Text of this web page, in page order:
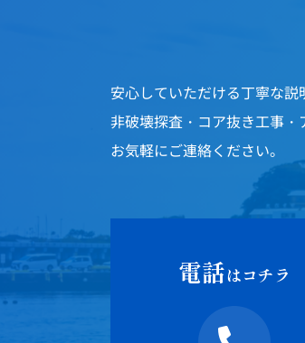
安心していただける丁寧な説
非破壊探査・コア抜き工事
お気軽にご連絡ください。
電話はコチラ